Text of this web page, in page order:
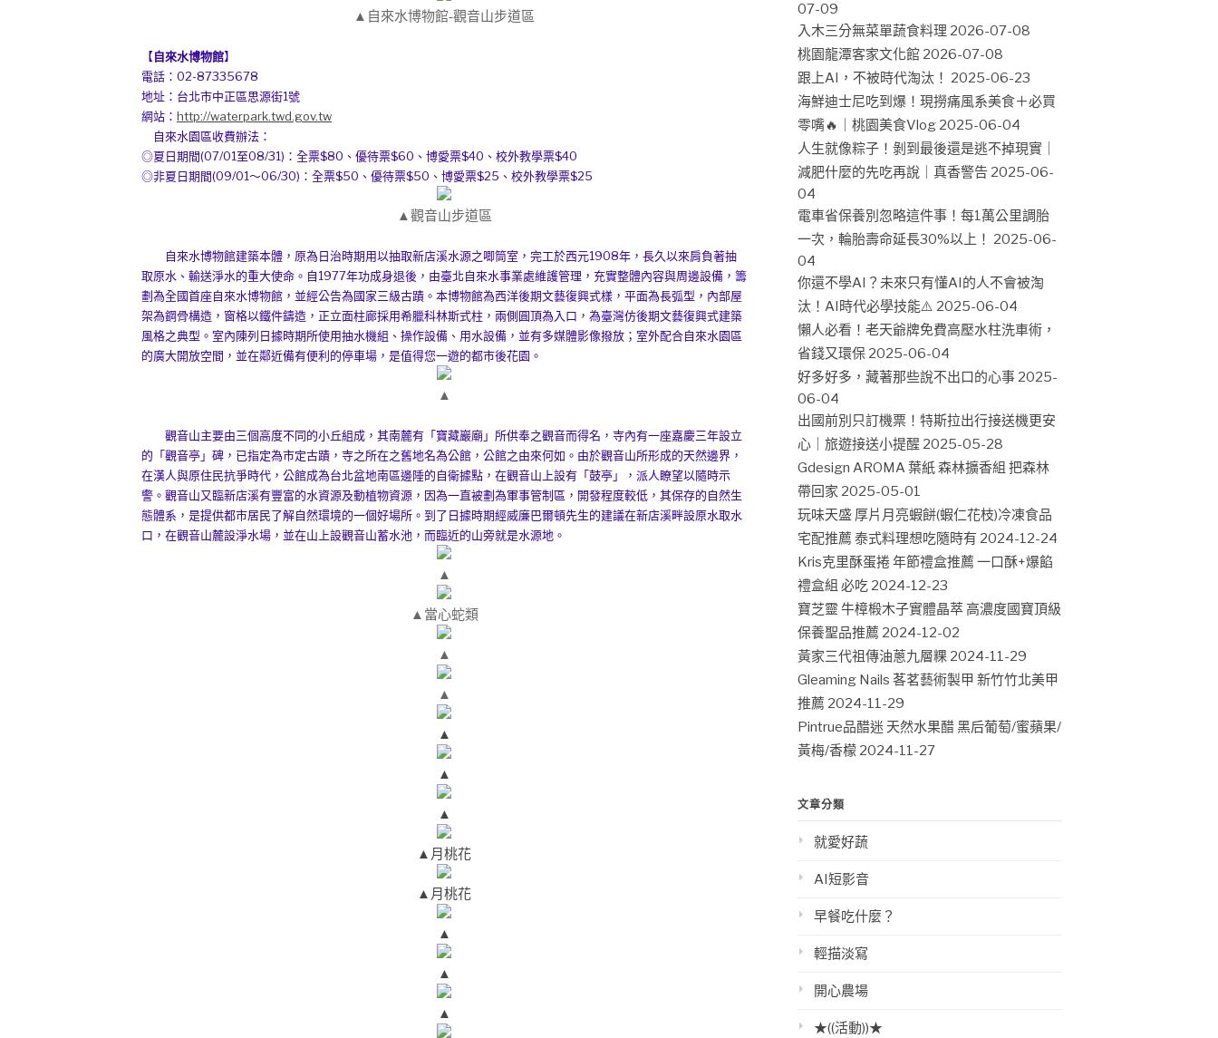
▲自來水博物館-觀音山步道區
【自來水博物館】
電話：02-87335678
地址：台北市中正區思源街1號
網站： http://waterpark.twd.gov.tw
自來水園區收費辦法：
◎夏日期間(07/01至08/31)：全票$80、優待票$60、博愛票$40、校外教學票$40
◎非夏日期間(09/01～06/30)：全票$50、優待票$50、博愛票$25、校外教學票$25
▲觀音山步道區
自來水博物館建築本體，原為日治時期用以抽取新店溪水源之唧筒室，完工於西元1908年，長久以來肩負著抽
取原水、輸送淨水的重大使命。自1977年功成身退後，由臺北自來水事業處維護管理，充實整體內容與周邊設備，籌
劃為全國首座自來水博物館，並經公告為國家三級古蹟。本博物館為西洋後期文藝復興式樣，平面為長弧型，內部屋
架為鋼骨構造，窗格以鐵件鑄造，正立面柱廊採用希臘科林斯式柱，兩側圓頂為入口，為臺灣仿後期文藝復興式建築
風格之典型。室內陳列日據時期所使用抽水機組、操作設備、用水設備，並有多媒體影像撥放；室外配合自來水園區
的廣大開放空間，並在鄰近備有便利的停車場，是值得您一遊的都市後花園。
▲
觀音山主要由三個高度不同的小丘組成，其南麓有「寶藏巖廟」所供奉之觀音而得名，寺內有一座嘉慶三年設立
的「觀音亭」碑，已指定為市定古蹟，寺之所在之舊地名為公館，公館之由來何如。由於觀音山所形成的天然邊界，
在漢人與原住民抗爭時代，公館成為台北盆地南區邊陲的自衛據點，在觀音山上設有「鼓亭」，派人瞭望以隨時示
警。觀音山又臨新店溪有豐富的水資源及動植物資源，因為一直被劃為軍事管制區，開發程度較低，其保存的自然生
態體系，是提供都市居民了解自然環境的一個好場所。到了日據時期經威廉巴爾頓先生的建議在新店溪畔設原水取水
口，在觀音山麓設淨水場，並在山上設觀音山蓄水池，而臨近的山旁就是水源地。
▲
▲當心蛇類
▲
▲
▲
▲
▲
▲月桃花
▲月桃花
▲
▲
▲
07-09
入木三分無菜單蔬食料理 2026-07-08
桃園龍潭客家文化館 2026-07-08
跟上AI，不被時代淘汰！ 2025-06-23
海鮮迪士尼吃到爆！現撈痛風系美食＋必買
零嘴🔥｜桃園美食Vlog 2025-06-04
人生就像粽子！剝到最後還是逃不掉現實｜
減肥什麼的先吃再說｜真香警告 2025-06-
04
電車省保養別忽略這件事！每1萬公里調胎
一次，輪胎壽命延長30%以上！ 2025-06-
04
你還不學AI？未來只有懂AI的人不會被淘
汰！AI時代必學技能⚠️ 2025-06-04
懶人必看！老天爺牌免費高壓水柱洗車術，
省錢又環保 2025-06-04
好多好多，藏著那些說不出口的心事 2025-
06-04
出國前別只訂機票！特斯拉出行接送機更安
心｜旅遊接送小提醒 2025-05-28
Gdesign AROMA 葉紙 森林擴香組 把森林
帶回家 2025-05-01
玩味天盛 厚片月亮蝦餅(蝦仁花枝)冷凍食品
宅配推薦 泰式料理想吃隨時有 2024-12-24
Kris克里酥蛋捲 年節禮盒推薦 一口酥+爆餡
禮盒組 必吃 2024-12-23
寶芝靈 牛樟椴木子實體晶萃 高濃度國寶頂級
保養聖品推薦 2024-12-02
黃家三代祖傳油蔥九層粿 2024-11-29
Gleaming Nails 茖茗藝術製甲 新竹竹北美甲
推薦 2024-11-29
Pintrue品醋迷 天然水果醋 黑后葡萄/蜜蘋果/
黃梅/香檬 2024-11-27
文章分類
就愛好蔬
AI短影音
早餐吃什麼？
輕描淡寫
開心農場
★((活動))★